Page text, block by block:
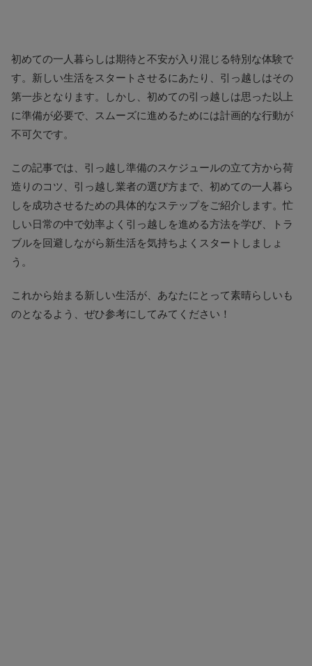
初めての一人暮らしは期待と不安が入り混じる特別な体験で
す。新しい生活をスタートさせるにあたり、引っ越しはその
第一歩となります。しかし、初めての引っ越しは思った以上
に準備が必要で、スムーズに進めるためには計画的な行動が
不可欠です。
この記事では、引っ越し準備のスケジュールの立て方から荷
造りのコツ、引っ越し業者の選び方まで、初めての一人暮ら
しを成功させるための具体的なステップをご紹介します。忙
しい日常の中で効率よく引っ越しを進める方法を学び、トラ
ブルを回避しながら新生活を気持ちよくスタートしましょ
う。
これから始まる新しい生活が、あなたにとって素晴らしいも
のとなるよう、ぜひ参考にしてみてください！